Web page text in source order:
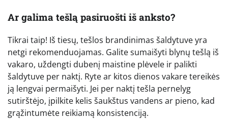
Ar galima tešlą pasiruošti iš anksto?
Tikrai taip! Iš tiesų, tešlos brandinimas šaldytuve yra
netgi rekomenduojamas. Galite sumaišyti blynų tešlą iš
vakaro, uždengti dubenį maistine plėvele ir palikti
šaldytuve per naktį. Ryte ar kitos dienos vakare tereikės
ją lengvai permaišyti. Jei per naktį tešla pernelyg
sutirštėjo, įpilkite kelis šaukštus vandens ar pieno, kad
grąžintumėte reikiamą konsistenciją.